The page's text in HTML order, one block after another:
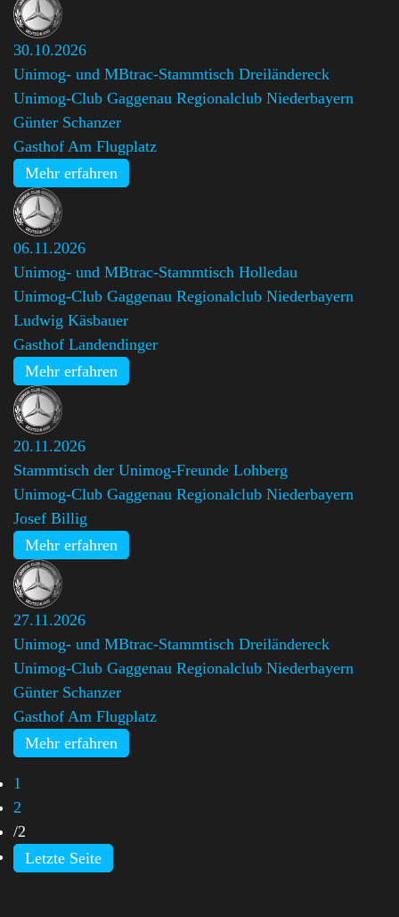
30.10.2026
Unimog- und MBtrac-Stammtisch Dreiländereck
Unimog-Club Gaggenau Regionalclub Niederbayern
Günter Schanzer
Gasthof Am Flugplatz
Mehr erfahren
06.11.2026
Unimog- und MBtrac-Stammtisch Holledau
Unimog-Club Gaggenau Regionalclub Niederbayern
Ludwig Käsbauer
Gasthof Landendinger
Mehr erfahren
20.11.2026
Stammtisch der Unimog-Freunde Lohberg
Unimog-Club Gaggenau Regionalclub Niederbayern
Josef Billig
Mehr erfahren
27.11.2026
Unimog- und MBtrac-Stammtisch Dreiländereck
Unimog-Club Gaggenau Regionalclub Niederbayern
Günter Schanzer
Gasthof Am Flugplatz
Mehr erfahren
1
2
/2
Letzte Seite